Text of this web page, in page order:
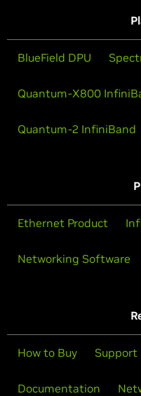
BlueField DPU
Quantum-X800
Quantum-2 InfiniBand
Ethernet Product
Networking Software
How to Buy Support
Documentation